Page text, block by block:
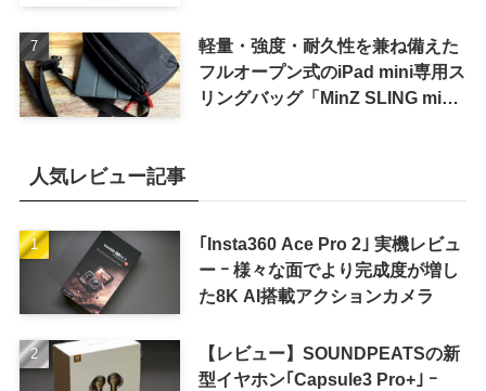
軽量・強度・耐久性を兼ね備えた
フルオープン式のiPad mini専用ス
リングバッグ「MinZ SLING mini
人気レビュー記事
｢Insta360 Ace Pro 2｣ 実機レビュ
ー ｰ 様々な面でより完成度が増し
た8K AI搭載アクションカメラ
【レビュー】SOUNDPEATSの新
型イヤホン｢Capsule3 Pro+｣ ｰ